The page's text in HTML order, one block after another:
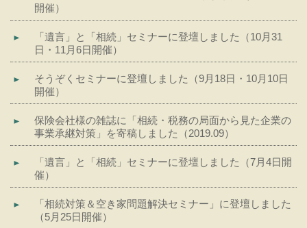
開催）
「遺言」と「相続」セミナーに登壇しました（10月31
日・11月6日開催）
そうぞくセミナーに登壇しました（9月18日・10月10日
開催）
保険会社様の雑誌に「相続・税務の局面から見た企業の
事業承継対策」を寄稿しました（2019.09）
「遺言」と「相続」セミナーに登壇しました（7月4日開
催）
「相続対策＆空き家問題解決セミナー」に登壇しました
（5月25日開催）